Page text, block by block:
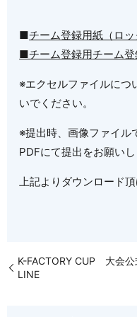
■チーム登録用紙（ロッ
■チーム登録用チーム
※エクセルファイルにつ
いでください。
※提出時、画像ファイル
PDFにて提出をお願いし
上記よりダウンロード
K-FACTORY CUP 大会公
LINE